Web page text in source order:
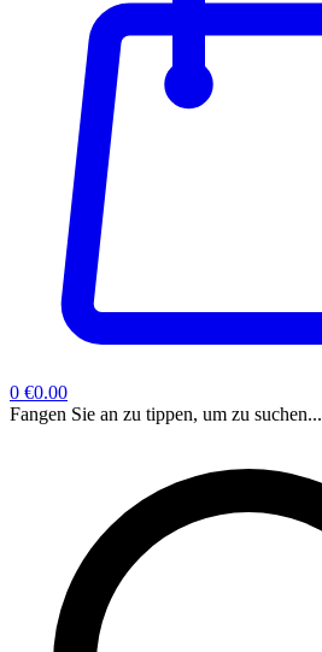
0 €0.00
Fangen Sie an zu tippen, um zu suchen...